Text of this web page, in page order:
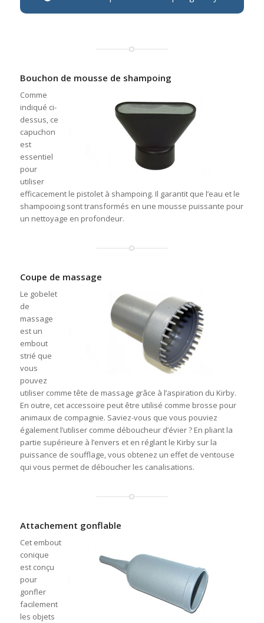
Bouchon de mousse de shampoing
Comme
indiqué ci-
dessus, ce
capuchon
est
essentiel
pour
utiliser
efficacement le pistolet à shampoing. Il garantit que l’eau et le
shampooing sont transformés en une mousse puissante pour
un nettoyage en profondeur.
Coupe de massage
Le gobelet
de
massage
est un
embout
strié que
vous
pouvez
utiliser comme tête de massage grâce à l’aspiration du Kirby.
En outre, cet accessoire peut être utilisé comme brosse pour
animaux de compagnie. Saviez-vous que vous pouviez
également l’utiliser comme déboucheur d’évier ? En pliant la
partie supérieure à l’envers et en réglant le Kirby sur la
puissance de soufflage, vous obtenez un effet de ventouse
qui vous permet de déboucher les canalisations.
Attachement gonflable
Cet embout
conique
est conçu
pour
gonfler
facilement
les objets